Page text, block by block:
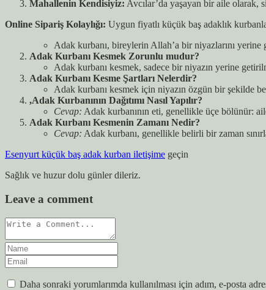
Mahallenin Kendisiyiz: Avcılar’da yaşayan bir aile olarak,
Online Sipariş Kolaylığı: Uygun fiyatlı küçük baş adaklık
Adak kurbanı, bireylerin Allah’a bir niyazlarını
Adak Kurbanı Kesmek Zorunlu mudur?
Adak kurbanı kesmek, sadece bir niyazın yerine
Adak Kurbanı Kesme Şartları Nelerdir?
Adak kurbanı kesmek için niyazın özgün bir şekilde
,Adak Kurbanının Dağıtımı Nasıl Yapılır?
Cevap: Adak kurbanının eti, genellikle üçe bölünür:
Adak Kurbanı Kesmenin Zamanı Nedir?
Cevap: Adak kurbanı, genellikle belirli bir zaman
Esenyurt küçük baş adak kurban iletişime geçin
Sağlık ve huzur dolu günler dileriz.
Leave a comment
Daha sonraki yorumlarımda kullanılması için adım, e-posta